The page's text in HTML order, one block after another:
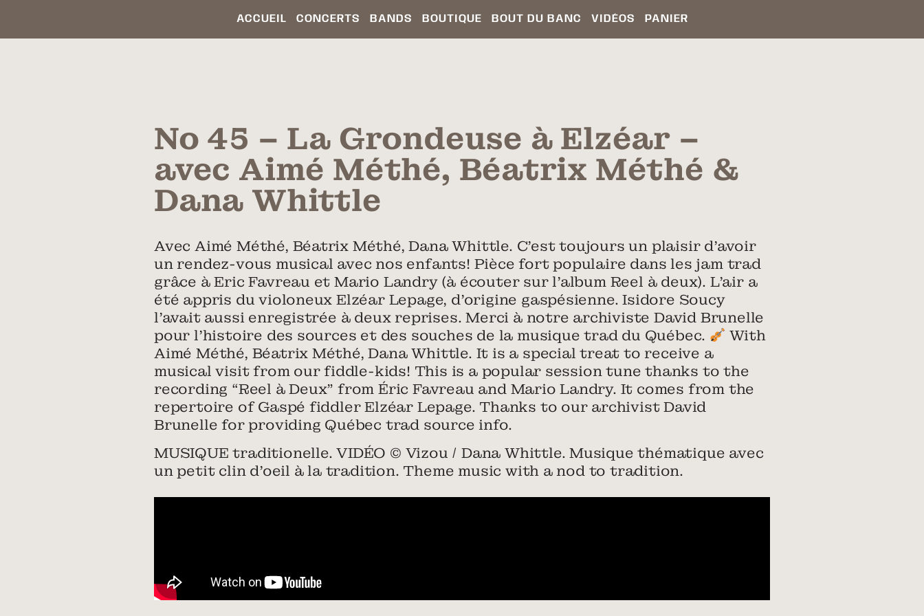
ACCUEIL CONCERTS BANDS BOUTIQUE BOUT DU BANC VIDÉOS PANIER
No 45 – La Grondeuse à Elzéar –
avec Aimé Méthé, Béatrix Méthé &
Dana Whittle
Avec Aimé Méthé, Béatrix Méthé, Dana Whittle. C’est toujours un plaisir d’avoir
un rendez-vous musical avec nos enfants! Pièce fort populaire dans les jam trad
grâce à Eric Favreau et Mario Landry (à écouter sur l’album Reel à deux). L’air a
été appris du violoneux Elzéar Lepage, d’origine gaspésienne. Isidore Soucy
l’avait aussi enregistrée à deux reprises. Merci à notre archiviste David Brunelle
pour l’histoire des sources et des souches de la musique trad du Québec.
With
Aimé Méthé, Béatrix Méthé, Dana Whittle. It is a special treat to receive a
musical visit from our fiddle-kids! This is a popular session tune thanks to the
recording “Reel à Deux” from Éric Favreau and Mario Landry. It comes from the
repertoire of Gaspé fiddler Elzéar Lepage. Thanks to our archivist David
Brunelle for providing Québec trad source info.
MUSIQUE traditionelle. VIDÉO © Vizou / Dana Whittle. Musique thématique avec
un petit clin d’oeil à la tradition. Theme music with a nod to tradition.